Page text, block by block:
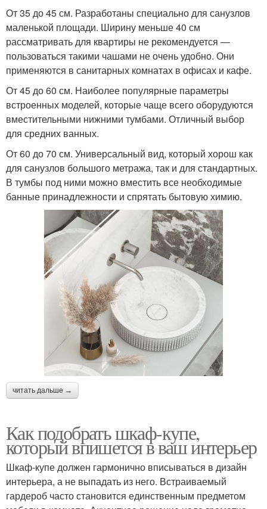
От 35 до 45 см. Разработаны специально для санузлов
маленькой площади. Ширину меньше 40 см
рассматривать для квартиры не рекомендуется —
пользоваться такими чашами не очень удобно. Они
применяются в санитарных комнатах в офисах и кафе.
От 45 до 60 см. Наиболее популярные параметры
встроенных моделей, которые чаще всего оборудуются
вместительными нижними тумбами. Отличный выбор
для средних ванных.
От 60 до 70 см. Универсальный вид, который хорош как
для санузлов большого метража, так и для стандартных.
В тумбы под ними можно вместить все необходимые
банные принадлежности и спрятать бытовую химию.
читать дальше →
Как подобрать шкаф-купе,
который впишется в ваш интерьер
Шкаф-купе должен гармонично вписываться в дизайн
интерьера, а не выпадать из него. Встраиваемый
гардероб часто становится единственным предметом